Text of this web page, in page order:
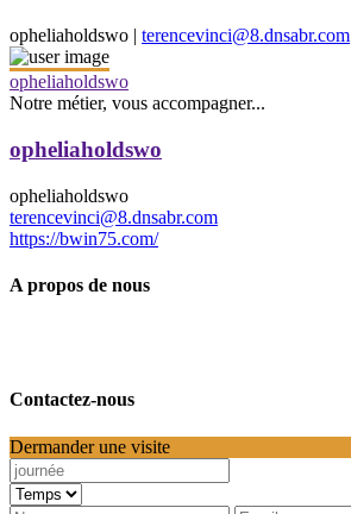
opheliaholdswo | terencevinci@8.dnsabr.com
opheliaholdswo
Notre métier, vous accompagner...
opheliaholdswo
opheliaholdswo
terencevinci@8.dnsabr.com
https://bwin75.com/
A propos de nous
Contactez-nous
Dermander une visite